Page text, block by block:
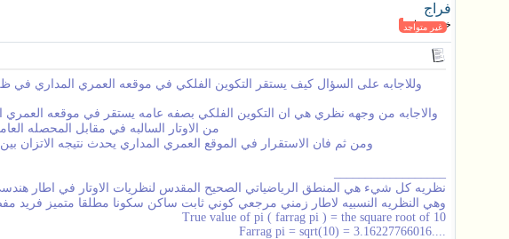
فراج
غير متواجد
خبير فيزيائي
وللاجابه على السؤال كيف يستقر التكوين الفلكي في موقعه العمري المداري في
والاجابه من وجهه نظري هي ان التكوين الفلكي بصفه عامه يستقر في موقعه العمري
من الاوتار السالبه في مقابل المحصله
ومن ثم فان الاستقرار في الموقع العمري المداري يحدث نتيجه الاتزان بين
نظريه كل شيء هي المنطق الرياضياتي الصحيح المقدس لنظريات الاوتار في اطار
وهي النظريه النسبيه لاطار زمني مرجعي كوني ثابت ساكن سكونا مطلقا متميز فريد
True value of pi ( farrag pi ) = the square root of 10
....Farrag pi = sqrt(10) = 3.16227766016